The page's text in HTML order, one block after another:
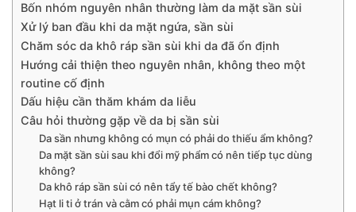
Bốn nhóm nguyên nhân thường làm da mặt sần sùi
Xử lý ban đầu khi da mặt ngứa, sần sùi
Chăm sóc da khô ráp sần sùi khi da đã ổn định
Hướng cải thiện theo nguyên nhân, không theo một
routine cố định
Dấu hiệu cần thăm khám da liễu
Câu hỏi thường gặp về da bị sần sùi
Da sần nhưng không có mụn có phải do thiếu ẩm không?
Da mặt sần sùi sau khi đổi mỹ phẩm có nên tiếp tục dùng
không?
Da khô ráp sần sùi có nên tẩy tế bào chết không?
Hạt li ti ở trán và cằm có phải mụn cám không?